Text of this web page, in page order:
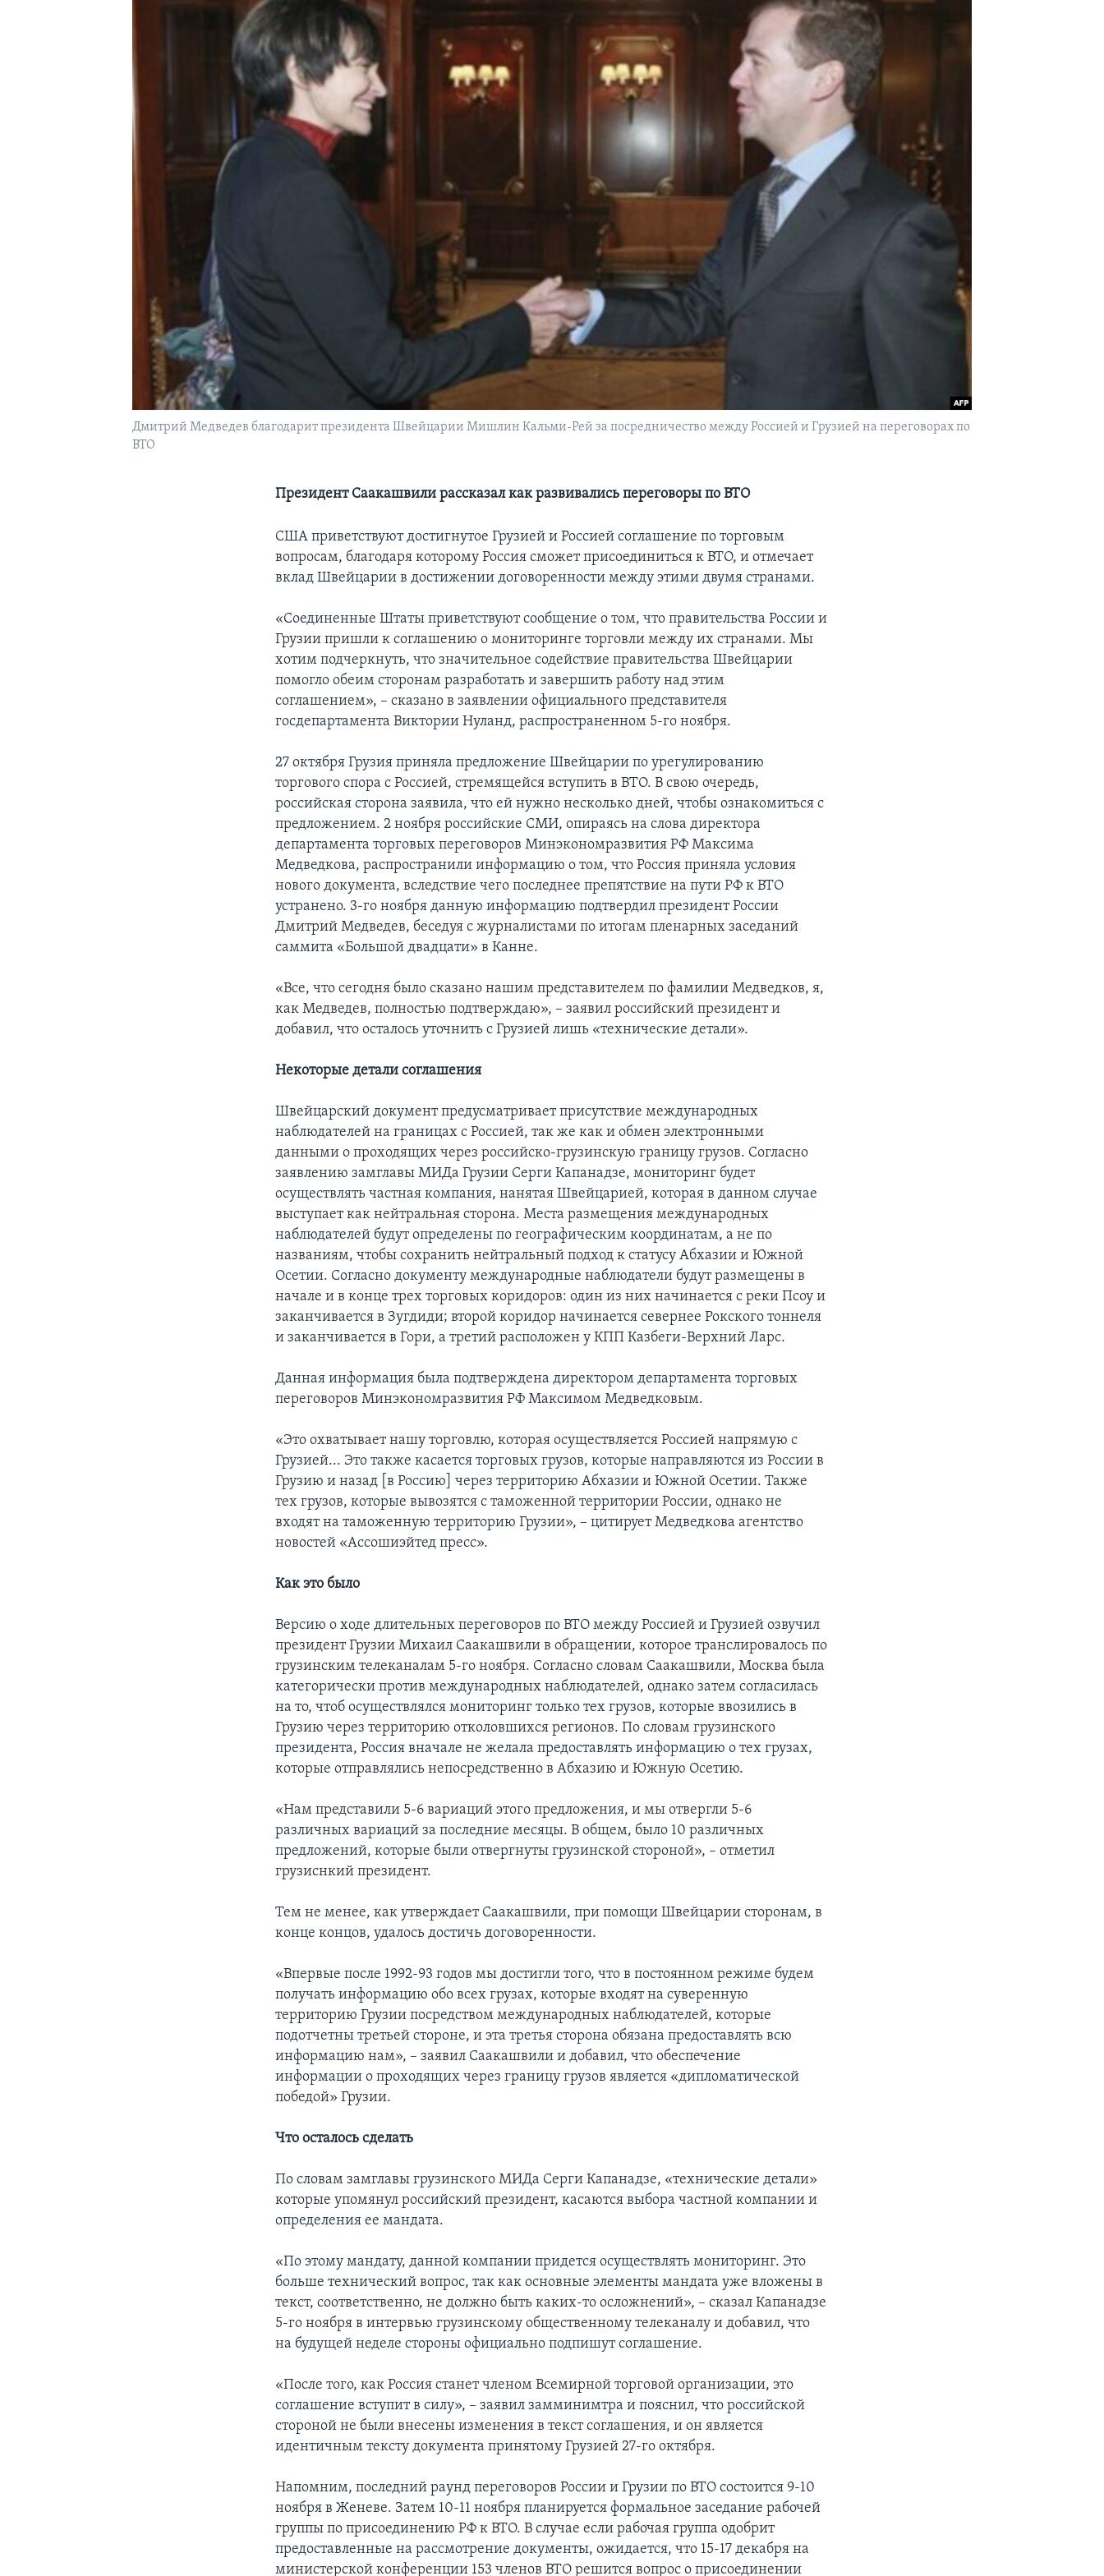
Дмитрий Медведев благодарит президента Швейцарии Мишлин Кальми-Рей за посредничество между Россией и Грузией на переговорах по
ВТО
Президент Саакашвили рассказал как развивались переговоры по ВТО
США приветствуют достигнутое Грузией и Россией соглашение по торговым
вопросам, благодаря которому Россия сможет присоединиться к ВТО, и отмечает
вклад Швейцарии в достижении договоренности между этими двумя странами.
«Соединенные Штаты приветствуют сообщение о том, что правительства России и
Грузии пришли к соглашению о мониторинге торговли между их странами. Мы
хотим подчеркнуть, что значительное содействие правительства Швейцарии
помогло обеим сторонам разработать и завершить работу над этим
соглашением», – сказано в заявлении официального представителя
госдепартамента Виктории Нуланд, распространенном 5-го ноября.
27 октября Грузия приняла предложение Швейцарии по урегулированию
торгового спора с Россией, стремящейся вступить в ВTO. В свою очередь,
российская сторона заявила, что ей нужно несколько дней, чтобы ознакомиться с
предложением. 2 ноября российские СМИ, опираясь на слова директора
департамента торговых переговоров Минэкономразвития РФ Максима
Медведкова, распространили информацию о том, что Россия приняла условия
нового документа, вследствие чего последнее препятствие на пути РФ к ВТО
устранено. 3-го ноября данную информацию подтвердил президент России
Дмитрий Медведев, беседуя с журналистами по итогам пленарных заседаний
саммита «Большой двадцати» в Канне.
«Всe, что сегодня было сказано нашим представителем по фамилии Медведков, я,
как Медведев, полностью подтверждаю», – заявил российский президент и
добавил, что осталось уточнить с Грузией лишь «технические детали».
Некоторые детали соглашения
Швейцарский документ предусматривает присутствие международных
наблюдателей на границах с Россией, так же как и обмен электронными
данными о проходящих через российско-грузинскую границу грузов. Согласно
заявлению замглавы МИДа Грузии Серги Капанадзе, мониторинг будет
осуществлять частная компания, нанятая Швейцарией, которая в данном случае
выступает как нейтральная сторона. Места размещения международных
наблюдателей будут определены по географическим координатам, а не по
названиям, чтобы сохранить нейтральный подход к статусу Абхазии и Южной
Осетии. Согласно документу международные наблюдатели будут размещены в
начале и в конце трех торговых коридоров: один из них начинается с реки Псоу и
заканчивается в Зугдиди; второй коридор начинается севернее Рокского тоннеля
и заканчивается в Гори, а третий расположен у КПП Казбеги-Верхний Ларс.
Данная информация была подтверждена директором департамента торговых
переговоров Минэкономразвития РФ Максимом Медведковым.
«Это охватывает нашу торговлю, которая осуществляется Россией напрямую с
Грузией... Это также касается торговых грузов, которые направляются из России в
Грузию и назад [в Россию] через территорию Абхазии и Южной Осетии. Также
тех грузов, которые вывозятся с таможенной территории России, однако не
входят на таможенную территорию Грузии», – цитирует Медведкова агентство
новостей «Ассошиэйтед пресс».
Как это было
Версию о ходе длительных переговоров по ВТО между Россией и Грузией озвучил
президент Грузии Михаил Саакашвили в обращении, которое транслировалось по
грузинским телеканалам 5-го ноября. Согласно словам Саакашвили, Москва была
категорически против международных наблюдателей, однако затем согласилась
на то, чтоб осуществлялся мониторинг только тех грузов, которые ввозились в
Грузию через территорию отколовшихся регионов. По словам грузинского
президента, Россия вначале не желала предоставлять информацию о тех грузах,
которые отправлялись непосредственно в Абхазию и Южную Осетию.
«Нам представили 5-6 вариаций этого предложения, и мы отвергли 5-6
различных вариаций за последние месяцы. В общем, было 10 различных
предложений, которые были отвергнуты грузинской стороной», – отметил
грузиснкий президент.
Тем не менее, как утверждает Саакашвили, при помощи Швейцарии сторонам, в
конце концов, удалось достичь договоренности.
«Впервые после 1992-93 годов мы достигли того, что в постоянном режиме будем
получать информацию обо всех грузах, которые входят на суверенную
территорию Грузии посредством международных наблюдателей, которые
подотчетны третьей стороне, и эта третья сторона обязана предоставлять всю
информацию нам», – заявил Саакашвили и добавил, что обеспечение
информации о проходящих через границу грузов является «дипломатической
победой» Грузии.
Что осталось сделать
По словам замглавы грузинского МИДа Серги Капанадзе, «технические детали»
которые упомянул российский президент, касаются выбора частной компании и
определения еe мандата.
«По этому мандату, данной компании придется осуществлять мониторинг. Это
больше технический вопрос, так как основные элементы мандата уже вложены в
текст, соответственно, не должно быть каких-то осложнений», – сказал Капанадзе
5-го ноября в интервью грузинскому общественному телеканалу и добавил, что
на будущей неделе стороны официально подпишут соглашение.
«После того, как Россия станет членом Всемирной торговой организации, это
соглашение вступит в силу», – заявил замминимтра и пояснил, что российской
стороной не были внесены изменения в текст соглашения, и он является
идентичным тексту документа принятому Грузией 27-го октября.
Напомним, последний раунд переговоров России и Грузии по ВТО состоится 9-10
ноября в Женеве. Затем 10-11 ноября планируется формальное заседание рабочей
группы по присоединению РФ к ВТО. В случае если рабочая группа одобрит
предоставленные на рассмотрение документы, ожидается, что 15-17 декабря на
министерской конференции 153 членов ВТО решится вопрос о присоединении